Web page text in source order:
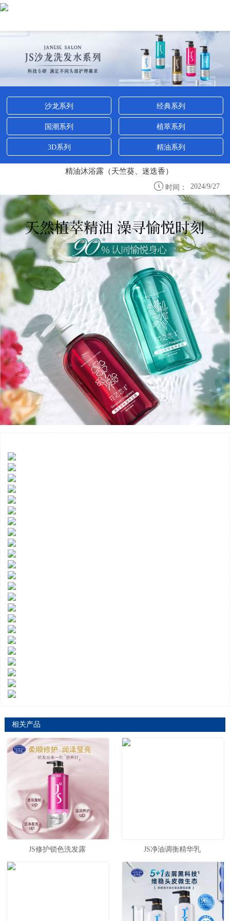
沙龙系列 经典系列
国潮系列 植萃系列
3D系列 精油系列
精油沐浴露（天竺葵、迷迭香）
 时间： 2024/9/27
相关产品
JS修护锁色洗发露 JS净油调衡精华乳